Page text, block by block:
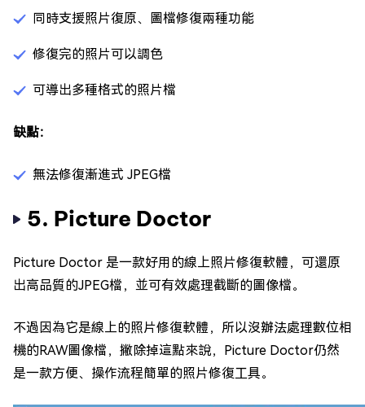
同時支援照片復原、圖檔修復兩種功能
修復完的照片可以調色
可導出多種格式的照片檔
缺點：
無法修復漸進式 JPEG檔
5. Picture Doctor
Picture Doctor 是一款好用的線上照片修復軟體，可還原
出高品質的JPEG檔，並可有效處理截斷的圖像檔。
不過因為它是線上的照片修復軟體，所以沒辦法處理數位相
機的RAW圖像檔，撇除掉這點來說，Picture Doctor仍然
是一款方便、操作流程簡單的照片修復工具。